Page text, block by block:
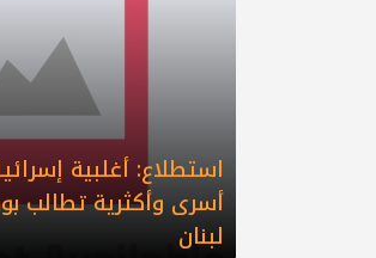
استطلاع: أغلبية
أسرى وأكثرية تطالب
لبنان